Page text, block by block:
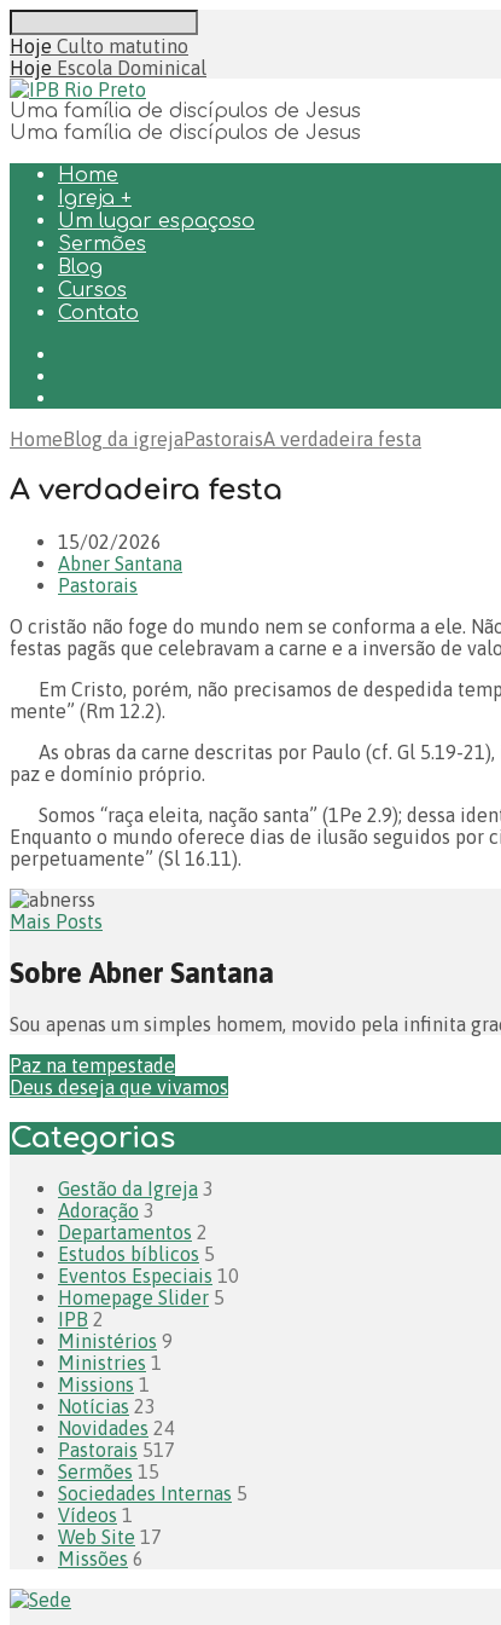
Buscar
Hoje Culto matutino
Hoje Escola Dominical
Uma família de discípulos de Jesus
Uma família de discípulos de Jesus
Home
Igreja +
Um lugar espaçoso
Sermões
Blog
Cursos
Contato
HomeBlog da igrejaPastoraisA verdadeira festa
A verdadeira festa
15/02/2026
Abner Santana
Pastorais
O cristão não foge do mundo nem se conforma a ele.
festas pagãs que celebravam a carne e a inversão de
Em Cristo, porém, não precisamos de despedida
mente” (Rm 12.2).
As obras da carne descritas por Paulo (cf. Gl 5.19-
paz e domínio próprio.
Somos “raça eleita, nação santa” (1Pe 2.9); dessa
Enquanto o mundo oferece dias de ilusão seguidos por
perpetuamente” (Sl 16.11).
Mais Posts
Sobre Abner Santana
Sou apenas um simples homem, movido pela infinita
Paz na tempestade
Deus deseja que vivamos
Categorias
Gestão da Igreja 3
Adoração 3
Departamentos 2
Estudos bíblicos 5
Eventos Especiais 10
Homepage Slider 5
IPB 2
Ministérios 9
Ministries 1
Missions 1
Notícias 23
Novidades 24
Pastorais 517
Sermões 15
Sociedades Internas 5
Vídeos 1
Web Site 17
Missões 6